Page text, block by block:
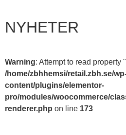
NYHETER
Warning: Attempt to read property
/home/zbhhemsi/retail.zbh.se/
content/plugins/elementor-
pro/modules/woocommerce/
renderer.php on line 173